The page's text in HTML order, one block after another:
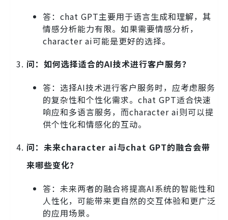
答：chat GPT主要用于语言生成和理解，其
情感分析能力有限。如果需要情感分析，
character ai可能是更好的选择。
问：如何选择适合的AI技术进行客户服务？
答：选择AI技术进行客户服务时，应考虑服务
的复杂性和个性化需求。chat GPT适合快速
响应和多语言服务，而character ai则可以提
供个性化和情感化的互动。
问：未来character ai与chat GPT的融合会带
来哪些变化？
答：未来两者的融合将提高AI系统的智能性和
人性化，可能带来更自然的交互体验和更广泛
的应用场景。